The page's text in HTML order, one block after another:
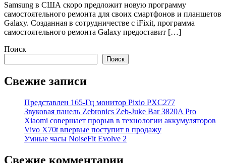
Samsung в США скоро предложит новую программу
самостоятельного ремонта для своих смартфонов и планшетов
Galaxy. Созданная в сотрудничестве с iFixit, программа
самостоятельного ремонта Galaxy предоставит […]
Поиск
Поиск
Свежие записи
Представлен 165-Гц монитор Pixio PXC277
Звуковая панель Zebronics Zeb-Juke Bar 3820A Pro
Xiaomi совершает прорыв в технологии аккумуляторов
Vivo X70t впервые поступит в продажу
Умные часы NoiseFit Evolve 2
Свежие комментарии